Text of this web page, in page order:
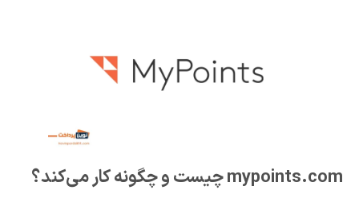
mypoints.com چیست و چگونه کار می‌کند؟